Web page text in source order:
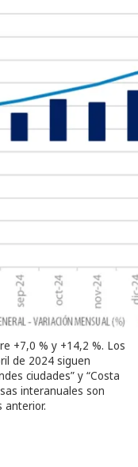
+7,0 % y +14,2 %. Los
de 2024 siguen
ciudades” y “Costa
interanuales son
anterior.